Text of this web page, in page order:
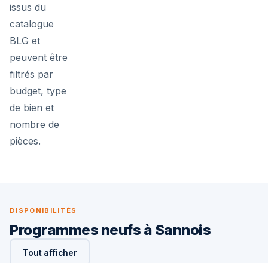
issus du
catalogue
BLG et
peuvent être
filtrés par
budget, type
de bien et
nombre de
pièces.
DISPONIBILITÉS
Programmes neufs à Sannois
Tout afficher